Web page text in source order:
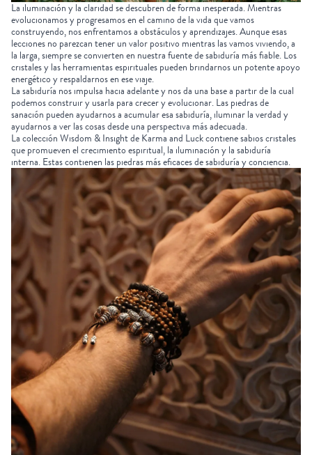
La iluminación y la claridad se descubren de forma inesperada. Mientras
evolucionamos y progresamos en el camino de la vida que vamos
construyendo, nos enfrentamos a obstáculos y aprendizajes. Aunque esas
lecciones no parezcan tener un valor positivo mientras las vamos viviendo, a
la larga, siempre se convierten en nuestra fuente de sabiduría más fiable. Los
cristales y las herramientas espirituales pueden brindarnos un potente apoyo
energético y respaldarnos en ese viaje.
La sabiduría nos impulsa hacia adelante y nos da una base a partir de la cual
podemos construir y usarla para crecer y evolucionar. Las piedras de
sanación pueden ayudarnos a acumular esa sabiduría, iluminar la verdad y
ayudarnos a ver las cosas desde una perspectiva más adecuada.
La colección Wisdom & Insight de Karma and Luckcontienesabios cristales
que promueven el crecimiento espiritual, la iluminación y la sabiduría
interna. Estas contienen las piedras más eficaces de sabiduría y conciencia.